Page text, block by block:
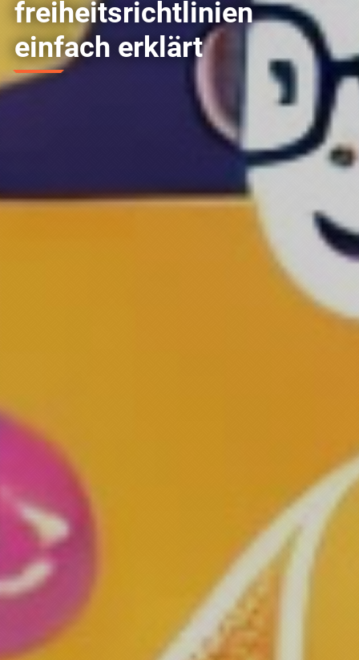
freiheits­richtlinien
einfach erklärt